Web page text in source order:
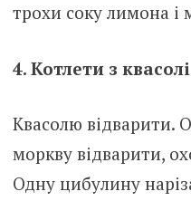
трохи соку лимона і
4. Котлети з квасолі
Квасолю відварити.
моркву відварити,
Одну цибулину